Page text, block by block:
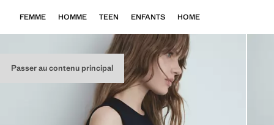
Passer au contenu principal
FEMME HOMME TEEN ENFANTS HOME